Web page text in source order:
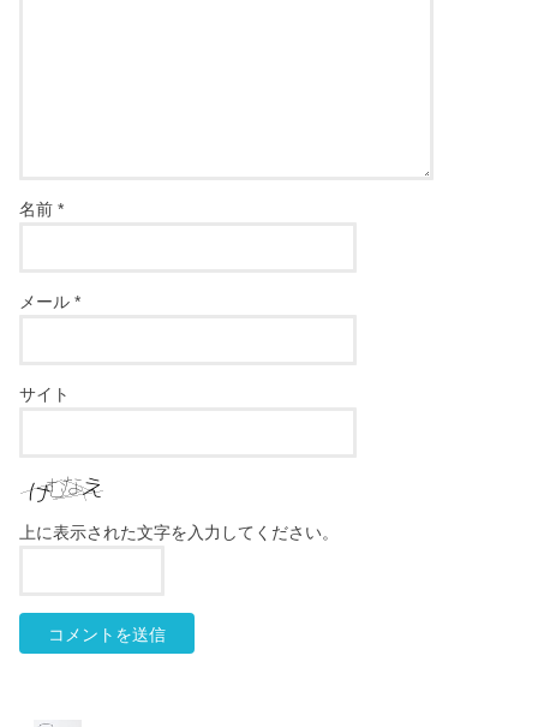
名前*
メール*
サイト
上に表示された文字を入力してください。